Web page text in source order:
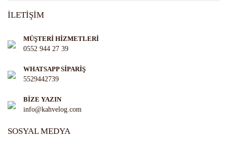
İLETİŞİM
MÜŞTERİ HİZMETLERİ
0552 944 27 39
WHATSAPP SİPARİŞ
5529442739
BİZE YAZIN
info@kahvelog.com
SOSYAL MEDYA